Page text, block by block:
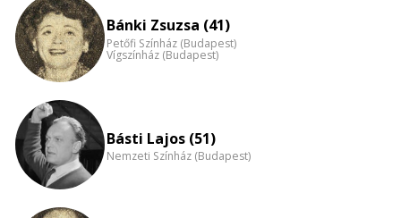
Bánki Zsuzsa (41)
Petőfi Színház (Budapest)
Vígszínház (Budapest)
Básti Lajos (51)
Nemzeti Színház (Budapest)